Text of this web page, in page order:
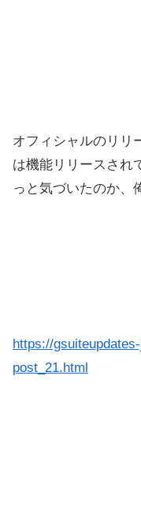
オフィシャルのリリ
は機能リリースされ
っと気づいたのか、
https://
post_21.html